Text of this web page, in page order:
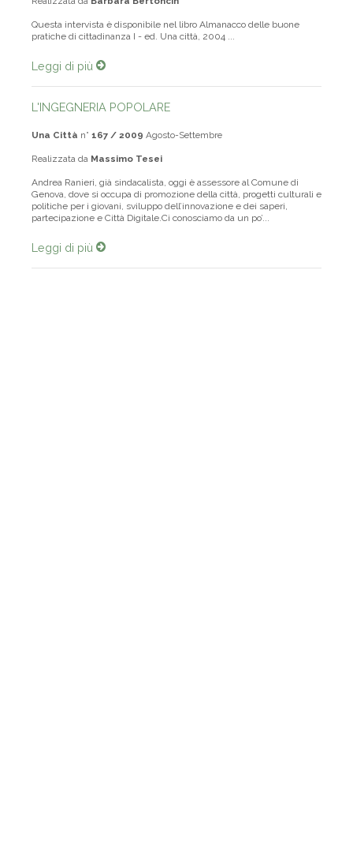
Realizzata da Barbara Bertoncin
Questa intervista è disponibile nel libro Almanacco delle buone
pratiche di cittadinanza I - ed. Una città, 2004 ...
Leggi di più
L'INGEGNERIA POPOLARE
Una Città n° 167 / 2009 Agosto-Settembre
Realizzata da Massimo Tesei
Andrea Ranieri, già sindacalista, oggi è assessore al Comune di
Genova, dove si occupa di promozione della città, progetti culturali e
politiche per i giovani, sviluppo dell’innovazione e dei saperi,
partecipazione e Città Digitale.Ci conosciamo da un po’...
Leggi di più